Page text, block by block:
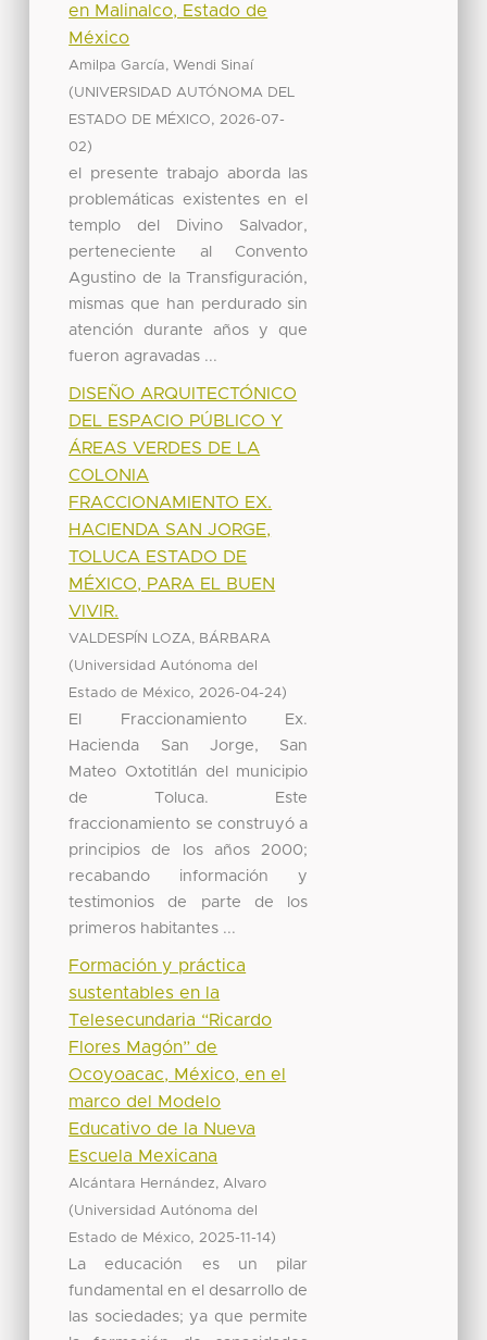
en Malinalco, Estado de
México
Amilpa García, Wendi Sinaí
(UNIVERSIDAD AUTÓNOMA DEL
ESTADO DE MÉXICO, 2026-07-
02)
el presente trabajo aborda las
problemáticas existentes en el
templo del Divino Salvador,
perteneciente al Convento
Agustino de la Transfiguración,
mismas que han perdurado sin
atención durante años y que
fueron agravadas ...
DISEÑO ARQUITECTÓNICO
DEL ESPACIO PÚBLICO Y
ÁREAS VERDES DE LA
COLONIA
FRACCIONAMIENTO EX.
HACIENDA SAN JORGE,
TOLUCA ESTADO DE
MÉXICO, PARA EL BUEN
VIVIR.
VALDESPÍN LOZA, BÁRBARA
(Universidad Autónoma del
Estado de México, 2026-04-24)
El Fraccionamiento Ex.
Hacienda San Jorge, San
Mateo Oxtotitlán del municipio
de Toluca. Este
fraccionamiento se construyó a
principios de los años 2000;
recabando información y
testimonios de parte de los
primeros habitantes ...
Formación y práctica
sustentables en la
Telesecundaria “Ricardo
Flores Magón” de
Ocoyoacac, México, en el
marco del Modelo
Educativo de la Nueva
Escuela Mexicana
Alcántara Hernández, Alvaro
(Universidad Autónoma del
Estado de México, 2025-11-14)
La educación es un pilar
fundamental en el desarrollo de
las sociedades; ya que permite